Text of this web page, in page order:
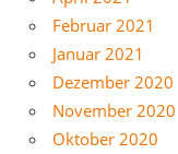
Februar 2021
Januar 2021
Dezember 2020
November 2020
Oktober 2020